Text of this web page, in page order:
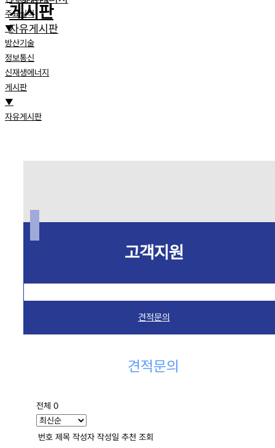
주요실적
▼
방산기술
정보통신
신재생에너지
게시판
▼
자유게시판
게시판
자유게시판
고객지원
견적문의
견적문의
전체 0
번호 제목 작성자 작성일 추천 조회